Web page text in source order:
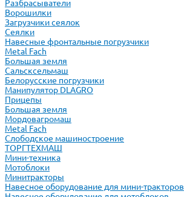
Разбрасыватели
Ворошилки
Загрузчики сеялок
Сеялки
Навесные фронтальные погрузчики
Metal Fach
Большая земля
Сальсксельмаш
Белорусские погрузчики
Манипулятор DLAGRO
Прицепы
Большая земля
Мордовагромаш
Metal Fach
Слободское машиностроение
ТОРГТЕХМАШ
Мини-техника
Мотоблоки
Минитракторы
Навесное оборудование для мини-тракторов